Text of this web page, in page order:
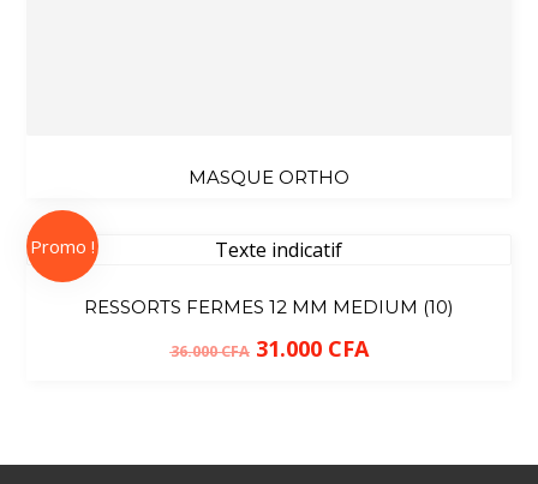
MASQUE ORTHO
RESSORTS FERMES 12 MM MEDIUM (10)
36.000CFA 31.000 CFA
Promo !